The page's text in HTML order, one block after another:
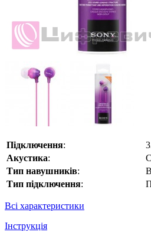
Підключення:
Акустика:
Тип навушників:
Тип підключення:
Всі характеристики
Інструкція